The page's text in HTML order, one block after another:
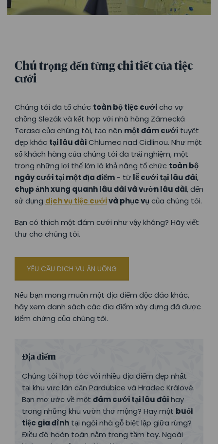
Chú trọng đến từng chi tiết của tiệc
cưới
Chúng tôi đã tổ chức toàn bộ tiệc cướicho vợ
chồng Slezák và kết hợp với nhà hàng Zámecká
Terasa của chúng tôi, tạo nên một đám cưới tuyệt
đẹp khác tại lâu đàiChlumec nad Cidlinou. Như một
số khách hàng của chúng tôi đã trải nghiệm, một
trong những lợi thế lớn là khả năng tổ chức toàn bộ
ngày cưới tại một địa điểm - từ lễ cưới tại lâu đài,
chụp ảnh xung quanh lâu đài và vườn lâu đài, đến
sử dụng dịch vụ tiệc cướivà phục vụ của chúng tôi.
Bạn có thích một đám cưới như vậy không? Hãy viết
thư cho chúng tôi.
YÊU CẦU DỊCH VỤ ĂN UỐNG
Nếu bạn mong muốn một địa điểm độc đáo khác,
hãy xem danh sách các địa điểm xây dựng đã được
kiểm chứng của chúng tôi.
Địa điểm
Chúng tôi hợp tác với nhiều địa điểm đẹp nhất
tại khu vực lân cận Pardubice và Hradec Králové.
Bạn mơ ước về một đám cưới tại lâu đàihay
trong những khu vườn thơ mộng? Hay một buổi
tiệc gia đình tại ngôi nhà gỗ biệt lập giữa rừng?
Điều đó hoàn toàn nằm trong tầm tay. Ngoài